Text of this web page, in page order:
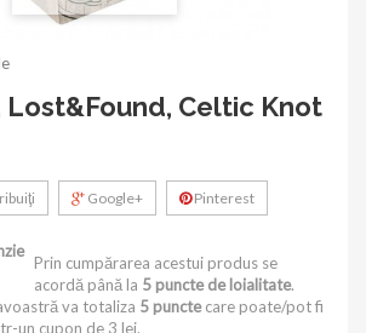
Lost&Found, Celtic Knot
Google+ Pinterest
Prin cumpărarea acestui produs se
acordă până la 5 puncte de loialitate.
va totaliza 5 punctecare poate/pot fi
un cupon de 3 lei.